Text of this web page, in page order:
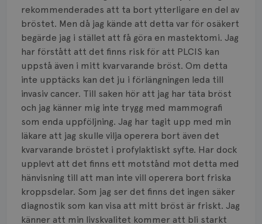
rekommenderades att ta bort ytterligare en del av
bröstet. Men då jag kände att detta var för osäkert
begärde jag i stället att få göra en mastektomi. Jag
har förstått att det finns risk för att PLCIS kan
uppstå även i mitt kvarvarande bröst. Om detta
inte upptäcks kan det ju i förlängningen leda till
invasiv cancer. Till saken hör att jag har täta bröst
och jag känner mig inte trygg med mammografi
som enda uppföljning. Jag har tagit upp med min
läkare att jag skulle vilja operera bort även det
kvarvarande bröstet i profylaktiskt syfte. Har dock
upplevt att det finns ett motstånd mot detta med
hänvisning till att man inte vill operera bort friska
kroppsdelar. Som jag ser det finns det ingen säker
diagnostik som kan visa att mitt bröst är friskt. Jag
känner att min livskvalitet kommer att bli starkt
Spridd bröstcancer
Strålning
Vätska